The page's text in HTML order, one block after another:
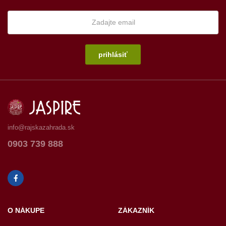
prihlásiť
info@rajskazahrada.sk
0903 739 888
O NÁKUPE ZÁKAZNÍK